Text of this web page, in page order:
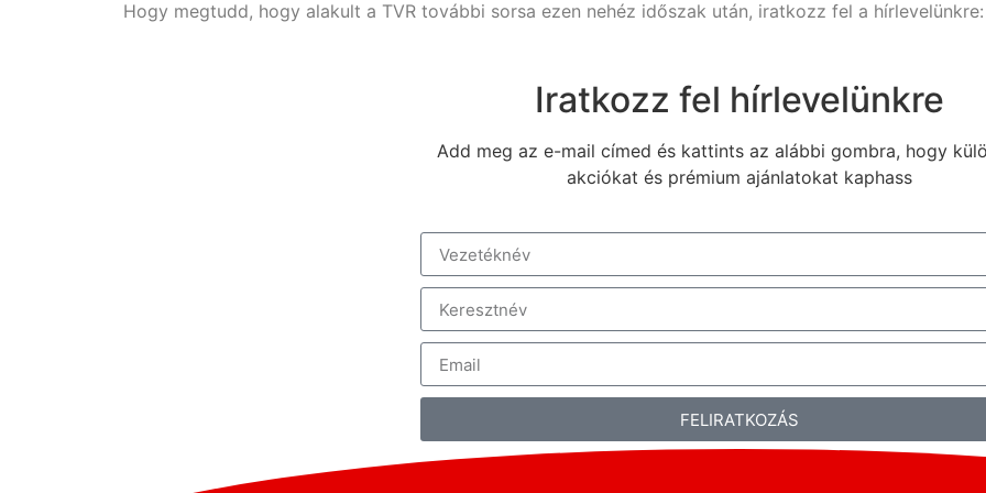
Hogy megtudd, hogy alakult a TVR további sorsa ezen nehéz időszak után, iratkozz fel a hírlevelünkre:
Iratkozz fel hírlevelünkre
Add meg az e-mail címed és kattints az alábbi gombra, hogy
akciókat és prémium ajánlatokat kaphass
FELIRATKOZÁS